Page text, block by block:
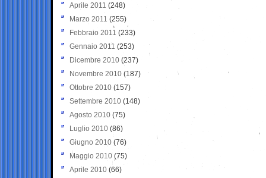
Aprile 2011 (248)
Marzo 2011 (255)
Febbraio 2011 (233)
Gennaio 2011 (253)
Dicembre 2010 (237)
Novembre 2010 (187)
Ottobre 2010 (157)
Settembre 2010 (148)
Agosto 2010 (75)
Luglio 2010 (86)
Giugno 2010 (76)
Maggio 2010 (75)
Aprile 2010 (66)